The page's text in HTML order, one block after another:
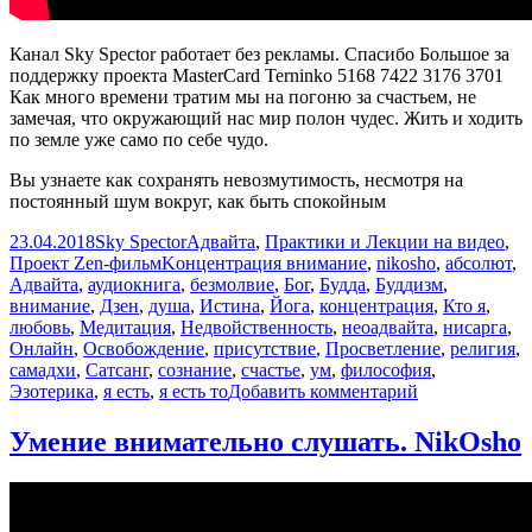
Канал Sky Spector работает без рекламы. Спасибо Большое за
поддержку проекта MasterCard Terninko 5168 7422 3176 3701
Как много времени тратим мы на погоню за счастьем, не
замечая, что окружающий нас мир полон чудес. Жить и ходить
по земле уже само по себе чудо.
Вы узнаете как сохранять невозмутимость, несмотря на
постоянный шум вокруг, как быть спокойным
Опубликовано
23.04.2018Автор
Sky SpectorРубрики
Адвайта, Практики и Лекции на видео,
Проект Zen-фильмМетки
Kонцентрация внимание, nikosho, абсолют,
Адвайта, аудиокнига, безмолвие, Бог, Будда, Буддизм,
внимание, Дзен, душа, Истина, Йога, концентрация, Кто я,
любовь, Медитация, Недвойственность, неоадвайта, нисарга,
Онлайн, Освобождение, присутствие, Просветление, религия,
самадхи, Сатсанг, сознание, счастье, ум, философия,
Эзотерика, я есть, я есть тоДобавить комментарий
внимание.
Умение внимательно слушать. NikOsho